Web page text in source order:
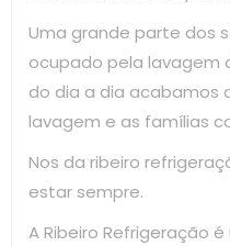
Uma grande parte dos
ocupado pela lavagem
do dia a dia acabamos
lavagem e as famílias
Nos da ribeiro
estar sempre.
A Ribeiro Refrigeração